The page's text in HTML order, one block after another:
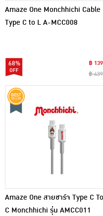
Amaze One Monchhichi Cable
Type C to L A-MCC008
68%
฿ 139
฿ 439
Amaze One สายชาร์จ Type C To
C Monchhichi รุ่น AMCC011